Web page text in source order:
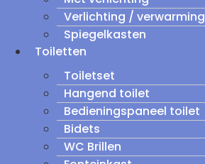
Verlichting / verwarming
Spiegelkasten
Toiletten
Toiletset
Hangend toilet
Bedieningspaneel toilet
Bidets
WC Brillen